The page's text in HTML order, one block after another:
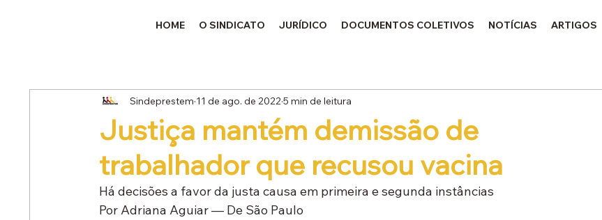
HOME O SINDICATO JURÍDICO DOCUMENTOS COLETIVOS NOTÍCIAS ARTIGOS
Justiça mantém demissão de
trabalhador que recusou vacina
Sindeprestem 11 de ago. de 2022 5 min de leitura
Há decisões a favor da justa causa em primeira e segunda instâncias
Por Adriana Aguiar — De São Paulo